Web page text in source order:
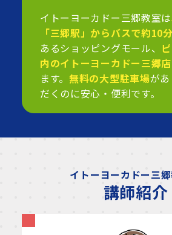
イトーヨーカドー三郷教室は
「三郷駅」からバスで約10分
あるショッピングモール、
内のイトーヨーカドー三郷
ます。無料の大型駐車場が
だくのに安心・便利です。
イトーヨーカドー三
講師紹介